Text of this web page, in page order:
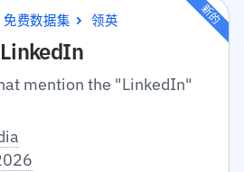
免费数据集 领英
LinkedIn
mention the "LinkedIn"
新的